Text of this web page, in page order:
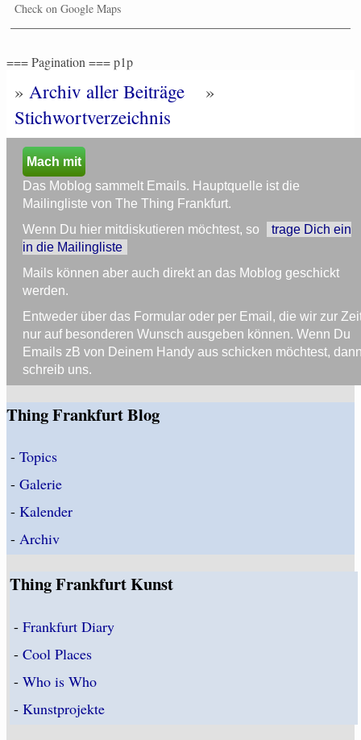
Check on Google Maps
=== Pagination === p1p
» Archiv aller Beiträge
»
Stichwortverzeichnis
Mach mit
Das Moblog sammelt Emails. Hauptquelle ist die
Mailingliste von The Thing Frankfurt.
Wenn Du hier mitdiskutieren möchtest, so
trage Dich ein
in die Mailingliste
Mails können aber auch direkt an das Moblog geschickt
werden.
Entweder über das Formular oder per Email, die wir zur
nur auf besonderen Wunsch ausgeben können. Wenn Du
Emails zB von Deinem Handy aus schicken möchtest,
schreib uns.
Thing Frankfurt Blog
- Topics
- Galerie
- Kalender
- Archiv
Thing Frankfurt Kunst
-Frankfurt Diary
-Cool Places
-Who is Who
-Kunstprojekte